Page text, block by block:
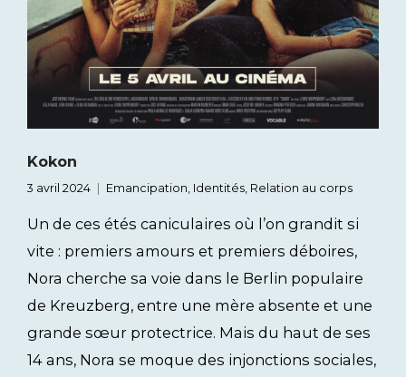
Kokon
3 avril 2024 Emancipation, Identités, Relation au corps
Un de ces étés caniculaires où l’on grandit si
vite : premiers amours et premiers déboires,
Nora cherche sa voie dans le Berlin populaire
de Kreuzberg, entre une mère absente et une
grande sœur protectrice. Mais du haut de ses
14 ans, Nora se moque des injonctions sociales,